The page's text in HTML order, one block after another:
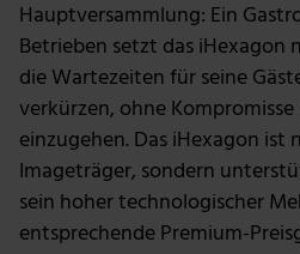
Hauptversammlung: Ein
Betrieben setzt das iHexagon
die Wartezeiten für seine
verkürzen, ohne
einzugehen. Das iHexagon ist
Imageträger, sondern
sein hoher technologischer
entsprechende Premium-